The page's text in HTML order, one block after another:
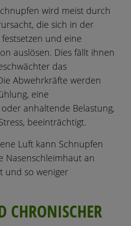
wird meist durch
die sich in der
und eine
auslösen. Dies fällt ihnen
das
Abwehrkräfte werden
eine
anhaltende Belastung,
beeinträchtigt.
Luft kann Schnupfen
Nasenschleimhaut an
und so weniger
CHRONISCHER